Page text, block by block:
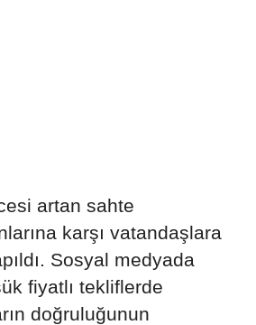
artan sahte
karşı vatandaşlara
Sosyal medyada
fiyatlı tekliflerde
doğruluğunun